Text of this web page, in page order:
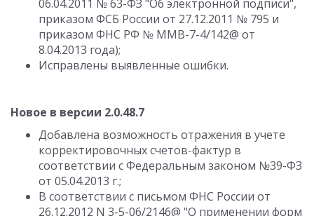
06.04.2011 № 63-ФЗ "Об электронной подписи",
приказом ФСБ России от 27.12.2011 № 795 и
приказом ФНС РФ № ММВ-7-4/142@ от
8.04.2013 года);
Исправлены выявленные ошибки.
Новое в версии 2.0.48.7
Добавлена возможность отражения в учете
корректировочных счетов-фактур в
соответствии с Федеральным законом №39-ФЗ
от 05.04.2013 г.;
В соответствии с письмом ФНС России от
26.12.2012 N 3-5-06/2146@ "О применении форм